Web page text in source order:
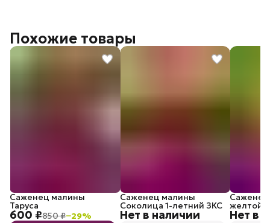
Похожие товары
600 ₽850 ₽−29%
Саженец малины
Таруса
Нет в наличии
Саженец малины
Соколица 1-летний ЗКС
Нет в
желтой